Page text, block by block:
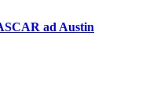
ad Austin